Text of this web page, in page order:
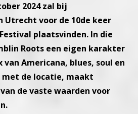
2024 zal bij
Utrecht voor de 10de keer
plaatsvinden. In die
Roots een eigen karakter
van Americana, blues, soul en
de locatie, maakt
de vastewaarden voor